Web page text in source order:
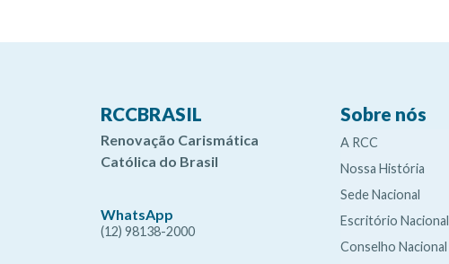
RCCBRASIL
Renovação Carismática
Católica do Brasil
WhatsApp
(12) 98138-2000
Sobre nós
A RCC
Nossa História
Sede Nacional
Escritório Nacional
Conselho Nacional